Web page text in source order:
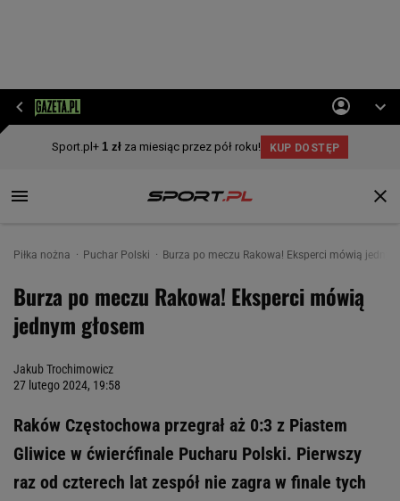
Piłka nożna Puchar Polski Burza po meczu Rakowa! Eksperci mówią
Burza po meczu Rakowa! Eksperci mówią
jednym głosem
Jakub Trochimowicz
27 lutego 2024, 19:58
Raków Częstochowa przegrał aż 0:3 z Piastem
Gliwice w ćwierćfinale Pucharu Polski. Pierwszy
raz od czterech lat zespół nie zagra w finale tych